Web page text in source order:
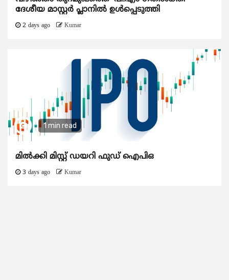
ദേശീയ മാസ്റ്റർ പ്ലാനിൽ ഉൾപ്പെടുത്തി
2 days ago Kumar
1 min read
മിൽക്കി മിസ്റ്റ് ഡയറി ഫുഡ് ഐപിഒ
3 days ago Kumar